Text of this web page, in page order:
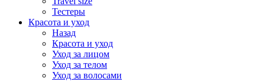
Тестеры
Красота и уход
Назад
Красота и уход
Уход за лицом
Уход за телом
Уход за волосами